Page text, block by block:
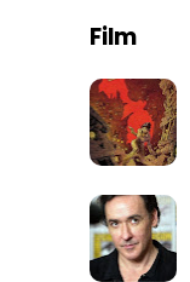
Film